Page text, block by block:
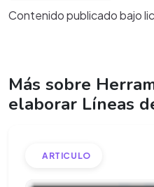
Contenido publicado bajo
Más sobre
elaborar Líneas
ARTICULO